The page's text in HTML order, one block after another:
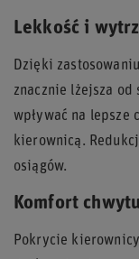
Lekkość i
Dzięki
znacznie lżejsza od
wpływać na lepsze
kierownicą.
osiągów.
Komfort chwytu
Pokrycie